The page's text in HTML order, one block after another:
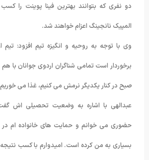
دو نفری که بتوانند بهترین فینا پوینت را کسب
المپیک نانجینگ اعزام خواهند شد.
وی با توجه به روحیه و انگیزه تیم افزود: تیم
برخوردار است تمامی شناگران اردوی جوانان با
صبح در کنار یکدیگر نرمش می کنیم، غذا می
عبدالهی با اشاره به وضعیت تحصیلی اش
حضوری می خوانم و حمایت های خانواده ام
بسیاری به من کرده است. امیدوارم با کسب